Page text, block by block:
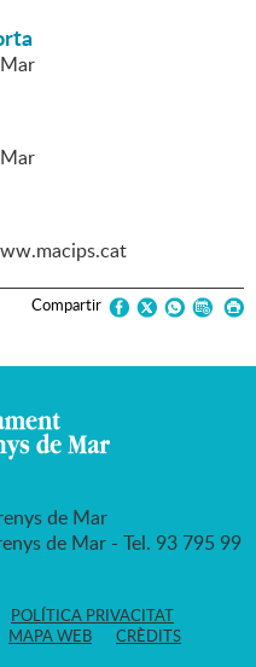
Compartir
de Mar
de Mar - Tel. 93 795 99
POLÍTICA PRIVACITAT
MAPA WEB CRÈDITS